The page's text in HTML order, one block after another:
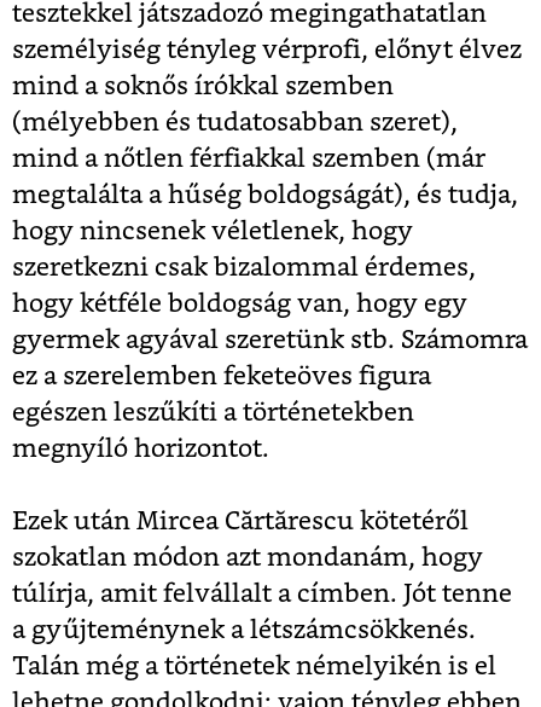
tesztekkel játszadozó megingathatatlan
személyiség tényleg vérprofi, előnyt élvez
mind a soknős írókkal szemben
(mélyebben és tudatosabban szeret),
mind a nőtlen férfiakkal szemben (már
megtalálta a hűség boldogságát), és tudja,
hogy nincsenek véletlenek, hogy
szeretkezni csak bizalommal érdemes,
hogy kétféle boldogság van, hogy egy
gyermek agyával szeretünk stb. Számomra
ez a szerelemben feketeöves figura
egészen leszűkíti a történetekben
megnyíló horizontot.
Ezek után Mircea Cărtărescu kötetéről
szokatlan módon azt mondanám, hogy
túlírja, amit felvállalt a címben. Jót tenne
a gyűjteménynek a létszámcsökkenés.
Talán még a történetek némelyikén is el